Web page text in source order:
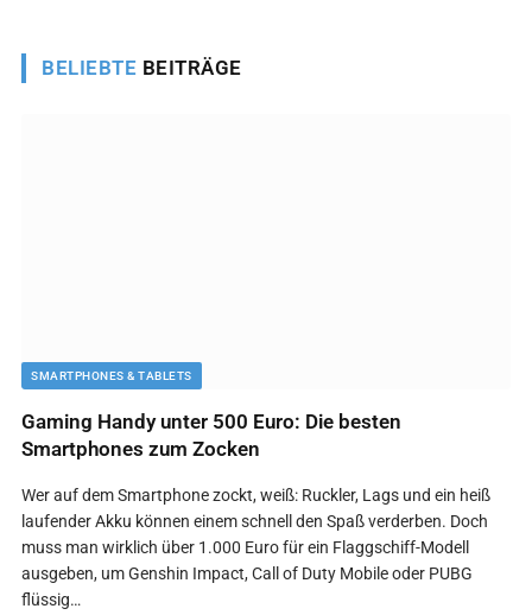
BELIEBTE BEITRÄGE
SMARTPHONES & TABLETS
Gaming Handy unter 500 Euro: Die besten
Smartphones zum Zocken
Wer auf dem Smartphone zockt, weiß: Ruckler, Lags und ein heiß
laufender Akku können einem schnell den Spaß verderben. Doch
muss man wirklich über 1.000 Euro für ein Flaggschiff-Modell
ausgeben, um Genshin Impact, Call of Duty Mobile oder PUBG
flüssig…